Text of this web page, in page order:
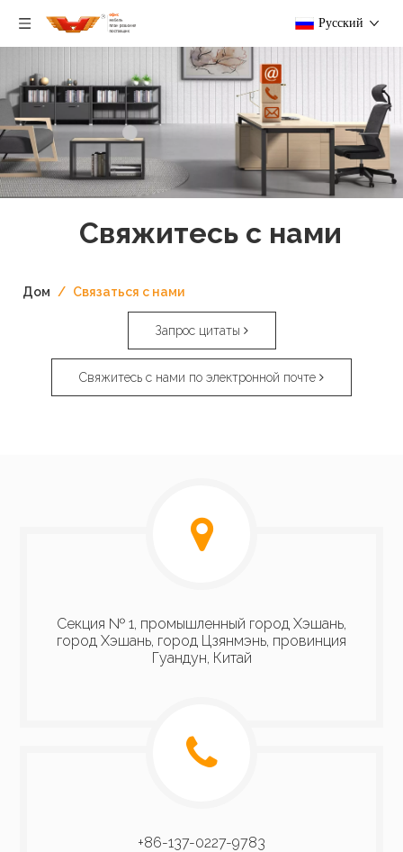
Pусский
Свяжитесь с нами
Дом / Связаться с нами
Запрос цитаты
Свяжитесь с нами по электронной почте
Секция № 1, промышленный город Хэшань,
город Хэшань, город Цзянмэнь, провинция
Гуандун, Китай
+86-137-0227-9783​​​​​​​